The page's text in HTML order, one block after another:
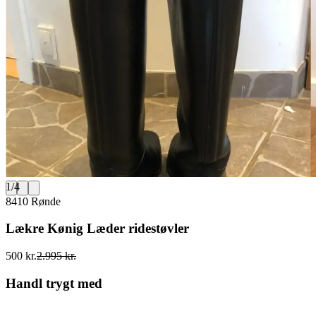
1/4
8410 Rønde
Lækre Kønig Læder ridestøvler
500 kr.2.995 kr.
Handl trygt med